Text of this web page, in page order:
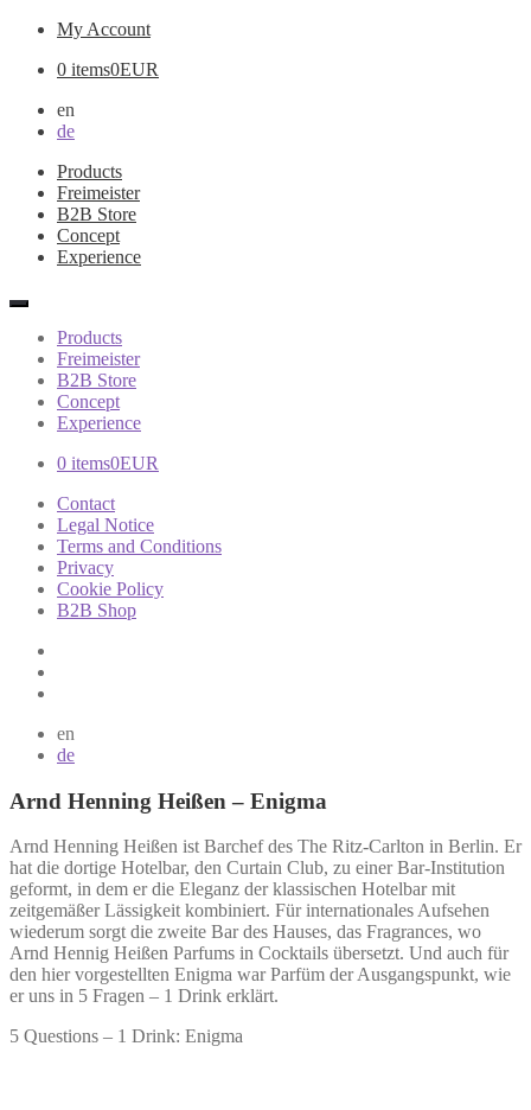
My Account
0 items0EUR
en
de
Products
Freimeister
B2B Store
Concept
Experience
Products
Freimeister
B2B Store
Concept
Experience
0 items0EUR
Contact
Legal Notice
Terms and Conditions
Privacy
Cookie Policy
B2B Shop
en
de
Arnd Henning Heißen – Enigma
Arnd Henning Heißen ist Barchef des The Ritz-Carlton in Berlin. Er
hat die dortige Hotelbar, den Curtain Club, zu einer Bar-Institution
geformt, in dem er die Eleganz der klassischen Hotelbar mit
zeitgemäßer Lässigkeit kombiniert. Für internationales Aufsehen
wiederum sorgt die zweite Bar des Hauses, das Fragrances, wo
Arnd Hennig Heißen Parfums in Cocktails übersetzt. Und auch für
den hier vorgestellten Enigma war Parfüm der Ausgangspunkt, wie
er uns in 5 Fragen – 1 Drink erklärt.
5 Questions – 1 Drink: Enigma